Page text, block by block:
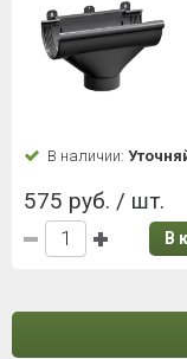
В наличии:
575 руб. / шт.
В